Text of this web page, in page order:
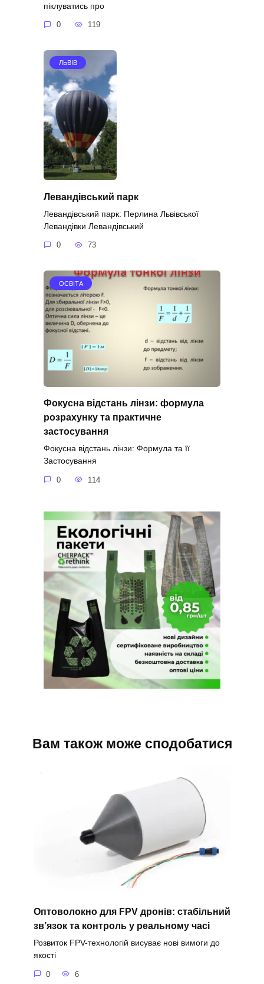
піклуватись про
0 119
ЛЬВІВ
Левандівський парк
Левандівський парк: Перлина Львівської
Левандівки Левандівський
0 73
ОСВІТА
Фокусна відстань лінзи: формула
розрахунку та практичне
застосування
Фокусна відстань лінзи: Формула та її
Застосування
0 114
Вам також може сподобатися
Оптоволокно для FPV дронів: стабільний
зв’язок та контроль у реальному часі
Розвиток FPV-технологій висуває нові вимоги до
якості
0 6